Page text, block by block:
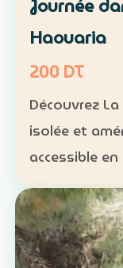
Journée
Haouaria
200 DT
Découvrez
isolée et
accessible en bateau.
personne
personnes
Activités :